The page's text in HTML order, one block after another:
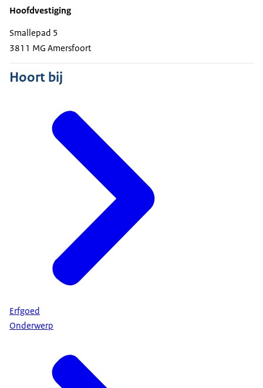
Hoofdvestiging
Smallepad 5
3811 MG Amersfoort
Hoort bij
Erfgoed
Onderwerp